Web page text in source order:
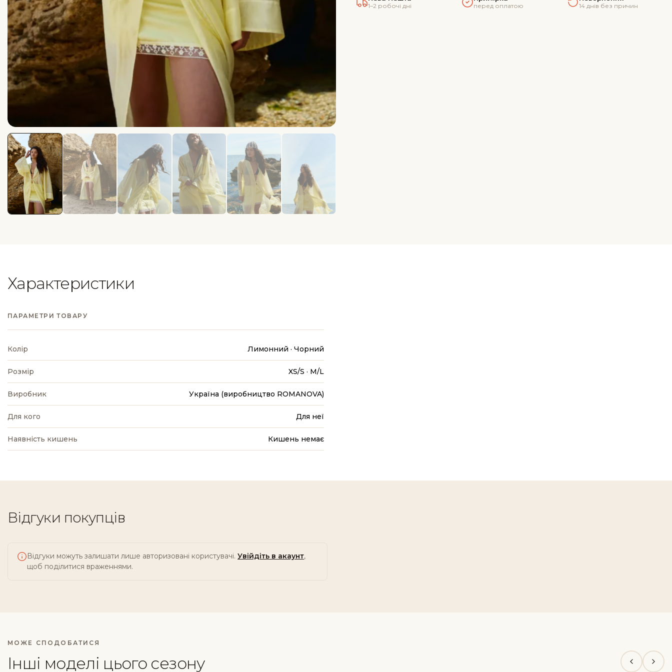
кількість
1–2 робочі дні перед оплатою 14 днів без причин
Характеристики
ПАРАМЕТРИ ТОВАРУ
Колір Лимонний · Чорний
Розмір XS/S · M/L
Виробник Україна (виробництво ROMANOVA)
Для кого Для неї
Наявність кишень Кишень немає
Відгуки покупців
Відгуки можуть залишати лише авторизовані користувачі. Увійдіть в акаунт,
щоб поділитися враженнями.
МОЖЕ СПОДОБАТИСЯ
Інші моделі цього сезону